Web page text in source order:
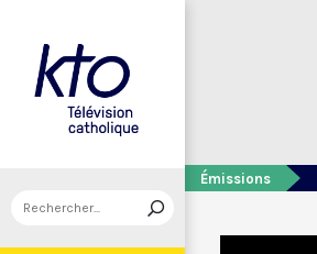
Émissions